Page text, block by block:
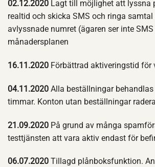
02.12.2020 Lagt till möjlighet att lyssna
realtid och skicka SMS och ringa
avlyssnade numret (ägaren ser inte
månadersplanen
16.11.2020 Förbättrad aktiveringstid för
04.11.2020 Alla beställningar
timmar. Konton utan beställningar
21.09.2020 På grund av många
testtjänsten att vara aktiv endast för
06.07.2020 Tillagd plånboksfunktion.